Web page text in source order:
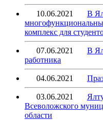
10.06.2021
В
комплекс для
07.06.2021
В
работника
04.06.2021
03.06.2021
Всеволожского
области